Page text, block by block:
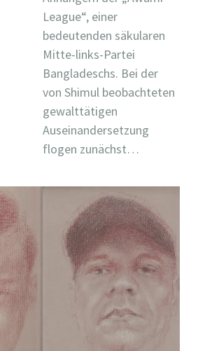
League“, einer
bedeutenden säkularen
Mitte-links-Partei
Bangladeschs. Bei der
von Shimul beobachteten
gewalttätigen
Auseinandersetzung
flogen zunächst…